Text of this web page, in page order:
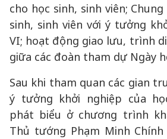
cho học sinh, sinh viên;
sinh, sinh viên với ý tưởng
VI; hoạt động giao lưu, trình
giữa các đoàn tham dự Ngày
Sau khi tham quan các gian
ý tưởng khởi nghiệp của
phát biểu ở chương trình
Thủ tướng Phạm Minh